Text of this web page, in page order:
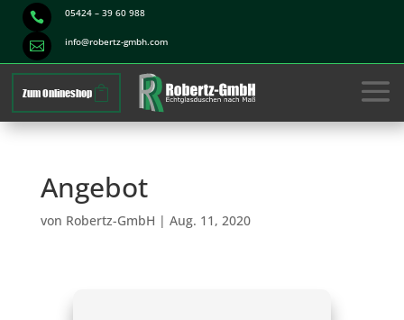
 05424 – 39 60 988
 info@robertz-gmbh.com
Zum Onlineshop
Angebot
von Robertz-GmbH | Aug. 11, 2020